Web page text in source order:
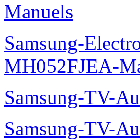
Manuels
Samsung-
MH052FJEA-
Samsung-TV-
Samsung-TV-